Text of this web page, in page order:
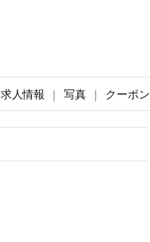
求人情報 写真 クーポン